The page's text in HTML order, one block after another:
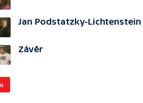
Jan Podstatzky-Lichtenstein
Závěr